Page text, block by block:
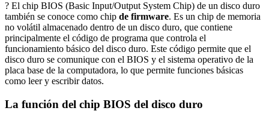
? El chip BIOS (Basic Input/Output System Chip) de un disco duro
también se conoce como chip de firmware. Es un chip de memoria
no volátil almacenado dentro de un disco duro, que contiene
principalmente el código de programa que controla el
funcionamiento básico del disco duro. Este código permite que el
disco duro se comunique con el BIOS y el sistema operativo de la
placa base de la computadora, lo que permite funciones básicas
como leer y escribir datos.
La función del chip BIOS del disco duro